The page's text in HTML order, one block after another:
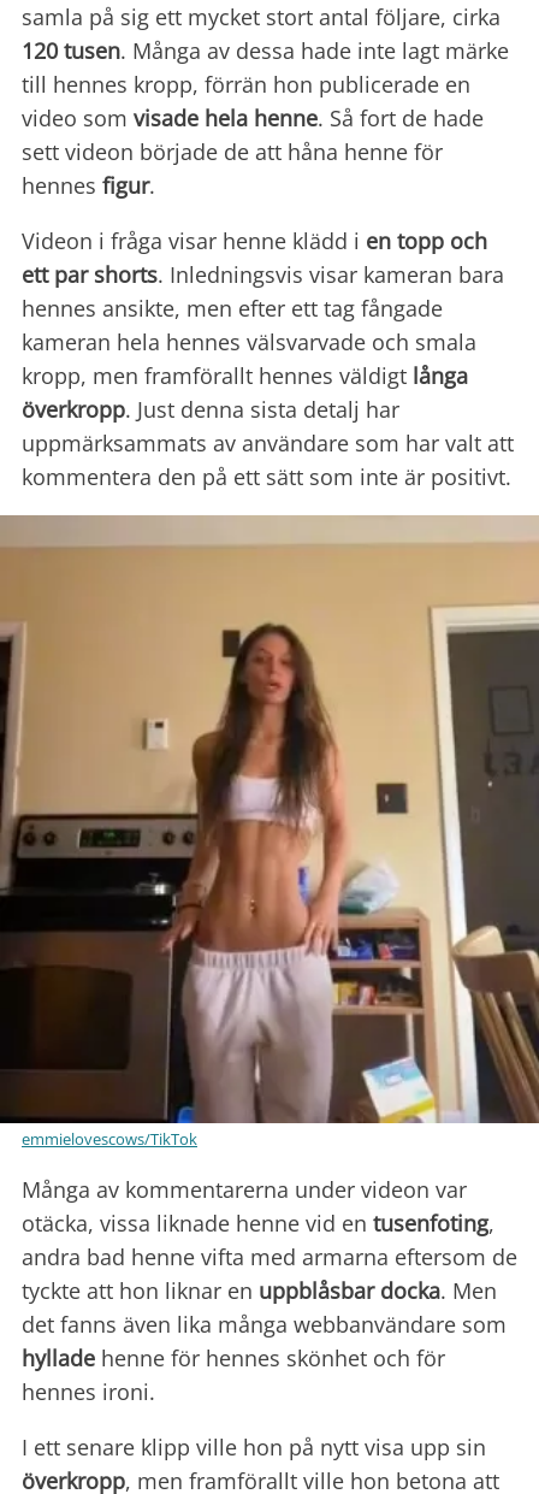
samla på sig ett mycket stort antal följare, cirka
120 tusen. Många av dessa hade inte lagt märke
till hennes kropp, förrän hon publicerade en
video som visade hela henne. Så fort de hade
sett videon började de att håna henne för
hennes figur.
Videon i fråga visar henne klädd i en topp och
ett par shorts. Inledningsvis visar kameran bara
hennes ansikte, men efter ett tag fångade
kameran hela hennes välsvarvade och smala
kropp, men framförallt hennes väldigt långa
överkropp. Just denna sista detalj har
uppmärksammats av användare som har valt att
kommentera den på ett sätt som inte är positivt.
emmielovescows/TikTok
Många av kommentarerna under videon var
otäcka, vissa liknade henne vid en tusenfoting,
andra bad henne vifta med armarna eftersom de
tyckte att hon liknar en uppblåsbar docka. Men
det fanns även lika många webbanvändare som
hyllade henne för hennes skönhet och för
hennes ironi.
I ett senare klipp ville hon på nytt visa upp sin
överkropp, men framförallt ville hon betona att